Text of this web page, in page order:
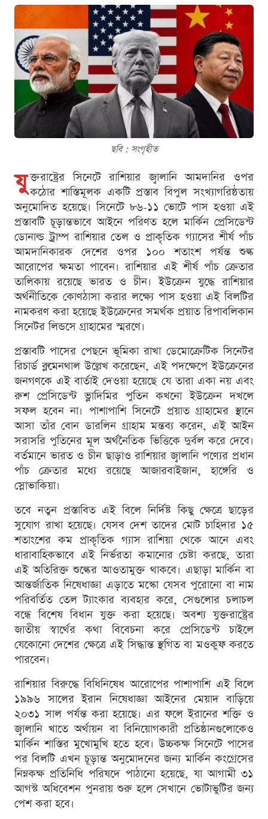
ছবি : সংগৃহীত
যু ক্তরাষ্ট্রের সিনেটে রাশিয়ার জ্বালানি আমদানির ওপর
কঠোর শাস্তিমূলক একটি প্রস্তাব বিপুল সংখ্যাগরিষ্ঠতায়
অনুমোদিত হয়েছে। সিনেটে ৮৬-১১ ভোটে পাস হওয়া এই
প্রস্তাবটি চূড়ান্তভাবে আইনে পরিণত হলে মার্কিন প্রেসিডেন্ট
ডোনাল্ড ট্রাম্প রাশিয়ার তেল ও প্রাকৃতিক গ্যাসের শীর্ষ পাঁচ
আমদানিকারক দেশের ওপর ১০০ শতাংশ পর্যন্ত শুল্ক
আরোপের ক্ষমতা পাবেন। রাশিয়ার এই শীর্ষ পাঁচ ক্রেতার
তালিকায় রয়েছে ভারত ও চীন। ইউক্রেন যুদ্ধে রাশিয়ার
অর্থনীতিকে কোণঠাসা করার লক্ষ্যে পাস হওয়া এই বিলটির
নামকরণ করা হয়েছে ইউক্রেনের সমর্থক প্রয়াত রিপাবলিকান
সিনেটর লিন্ডসে গ্রাহামের স্মরণে।
প্রস্তাবটি পাসের পেছনে ভূমিকা রাখা ডেমোক্রেটিক সিনেটর
রিচার্ড ব্লুমেনথাল উল্লেখ করেছেন, এই পদক্ষেপে ইউক্রেনের
জনগণকে এই বার্তাই দেওয়া হয়েছে যে তারা একা নয় এবং
রুশ প্রেসিডেন্ট ভ্লাদিমির পুতিন কখনো ইউক্রেন দখলে
সফল হবেন না। পাশাপাশি সিনেটে প্রয়াত গ্রাহামের স্থানে
আসা তাঁর বোন ডারলিন গ্রাহাম মন্তব্য করেন, এই আইন
সরাসরি পুতিনের মূল অর্থনৈতিক ভিত্তিকে দুর্বল করে দেবে।
বর্তমানে ভারত ও চীন ছাড়াও রাশিয়ার জ্বালানি পণ্যের প্রধান
পাঁচ ক্রেতার মধ্যে রয়েছে আজারবাইজান, হাঙ্গেরি ও
স্লোভাকিয়া।
তবে নতুন প্রস্তাবিত এই বিলে নির্দিষ্ট কিছু ক্ষেত্রে ছাড়ের
সুযোগ রাখা হয়েছে। যেসব দেশ তাদের মোট চাহিদার ১৫
শতাংশের কম প্রাকৃতিক গ্যাস রাশিয়া থেকে আনে এবং
ধারাবাহিকভাবে এই নির্ভরতা কমানোর চেষ্টা করছে, তারা
এই অতিরিক্ত শুল্কের আওতামুক্ত থাকবে। এছাড়া মার্কিন বা
আন্তর্জাতিক নিষেধাজ্ঞা এড়াতে মস্কো যেসব পুরোনো বা নাম
পরিবর্তিত তেল ট্যাংকার ব্যবহার করে, সেগুলোর চলাচল
বন্ধে বিশেষ বিধান যুক্ত করা হয়েছে। অবশ্য যুক্তরাষ্ট্রের
জাতীয় স্বার্থের কথা বিবেচনা করে প্রেসিডেন্ট চাইলে
যেকোনো দেশের ক্ষেত্রে এই সিদ্ধান্ত স্থগিত বা মওকুফ করতে
পারবেন।
রাশিয়ার বিরুদ্ধে বিধিনিষেধ আরোপের পাশাপাশি এই বিলে
১৯৯৬ সালের ইরান নিষেধাজ্ঞা আইনের মেয়াদ বাড়িয়ে
২০৩১ সাল পর্যন্ত করা হয়েছে। এর ফলে ইরানের শক্তি ও
জ্বালানি খাতে অর্থায়ন বা বিনিয়োগকারী প্রতিষ্ঠানগুলোকেও
মার্কিন শাস্তির মুখোমুখি হতে হবে। উচ্চকক্ষ সিনেটে পাসের
পর বিলটি এখন চূড়ান্ত অনুমোদনের জন্য মার্কিন কংগ্রেসের
নিম্নকক্ষ প্রতিনিধি পরিষদে পাঠানো হয়েছে, যা আগামী ৩১
আগস্ট অধিবেশন পুনরায় শুরু হলে সেখানে ভোটাভুটির জন্য
পেশ করা হবে।